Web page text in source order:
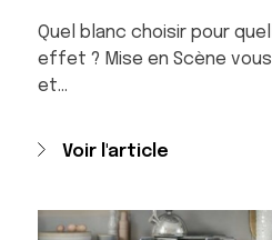
Quel blanc choisir pour
effet ? Mise en Scène
et…
Voir l'article